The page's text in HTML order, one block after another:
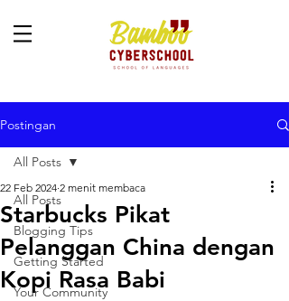
Postingan
All Posts
Blogging Tips
Getting Started
Your Community
All Posts
Starbucks Pikat
Pelanggan China dengan
Kopi Rasa Babi
22 Feb 2024 2 menit membaca